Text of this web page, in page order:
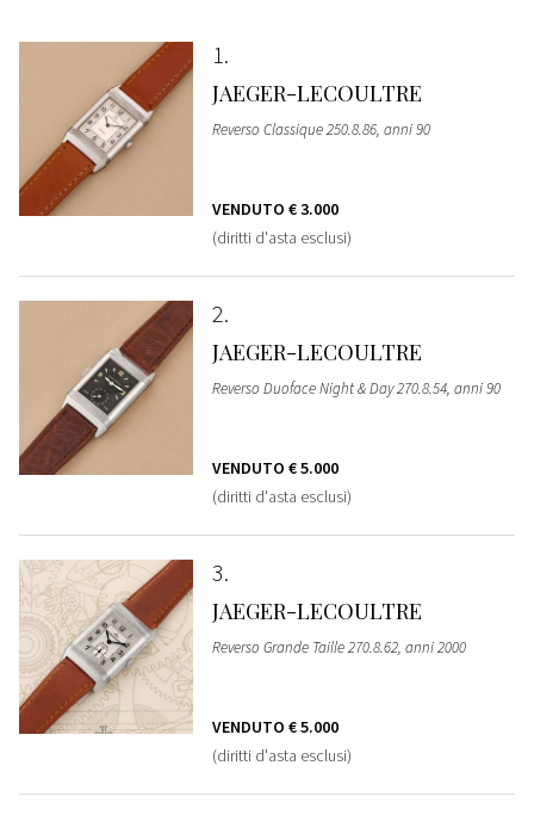
1
JAEGER-LECOULTRE
Reverso Classique 250.8.86, anni 90
VENDUTO € 3.000
(diritti d'asta esclusi)
2
JAEGER-LECOULTRE
Reverso Duoface Night & Day 270.8.54, anni 90
VENDUTO € 5.000
(diritti d'asta esclusi)
3
JAEGER-LECOULTRE
Reverso Grande Taille 270.8.62, anni 2000
VENDUTO € 5.000
(diritti d'asta esclusi)